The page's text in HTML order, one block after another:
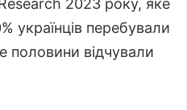
українців перебували
половини відчували